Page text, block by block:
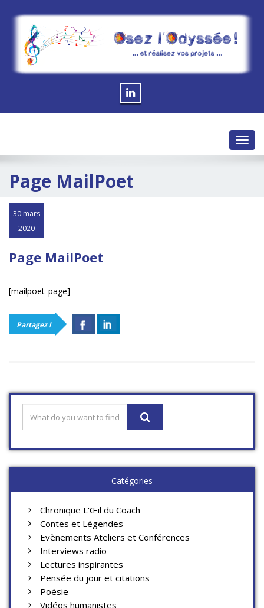
Page MailPoet
30 mars
2020
Page MailPoet
[mailpoet_page]
Partagez !
Catégories
Chronique L'Œil du Coach
Contes et Légendes
Evènements Ateliers et Conférences
Interviews radio
Lectures inspirantes
Pensée du jour et citations
Poésie
Vidéos humanistes